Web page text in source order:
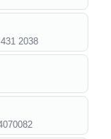
2038